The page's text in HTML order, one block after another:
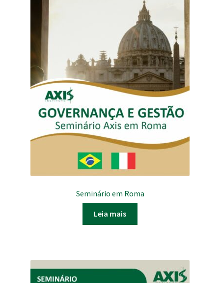
Seminário em Roma
Leia mais